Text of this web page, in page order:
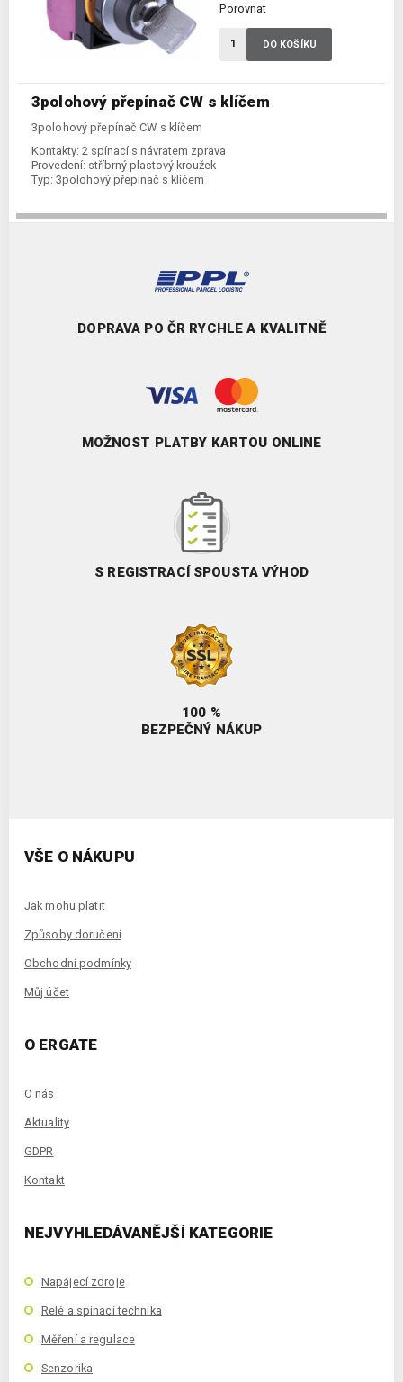
3polohový přepínač CW s klíčem
3polohový přepínač CW s klíčem
Kontakty: 2 spínací s návratem zprava
Provedení: stříbrný plastový kroužek
Typ: 3polohový přepínač s klíčem
Porovnat
DO KOŠÍKU
DOPRAVA PO ČR RYCHLE A KVALITNĚ
MOŽNOST PLATBY KARTOU ONLINE
S REGISTRACÍ SPOUSTA VÝHOD
100 %
BEZPEČNÝ NÁKUP
VŠE O NÁKUPU
Jak mohu platit
Způsoby doručení
Obchodní podmínky
Můj účet
O ERGATE
O nás
Aktuality
GDPR
Kontakt
NEJVYHLEDÁVANĚJŠÍ KATEGORIE
Napájecí zdroje
Relé a spínací technika
Měření a regulace
Senzorika